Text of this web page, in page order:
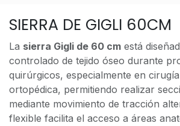
SIERRA DE GIGLI 60CM
La sierra Gigli de 60 cm está
controlado de tejido óseo durante
quirúrgicos, especialmente en
ortopédica, permitiendo realizar
mediante movimiento de tracción
flexible facilita el acceso a áreas